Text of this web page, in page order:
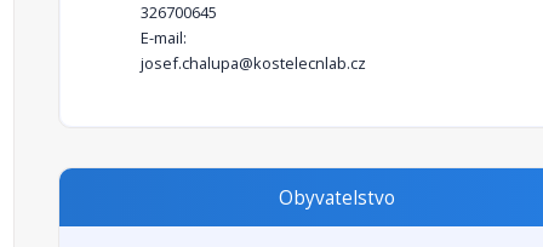
326700645
E-mail:
josef.chalupa@kostelecnlab.cz
Obyvatelstvo